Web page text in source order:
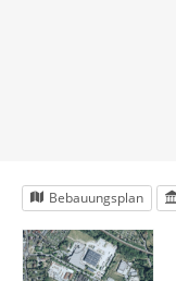
Bebauungsplan